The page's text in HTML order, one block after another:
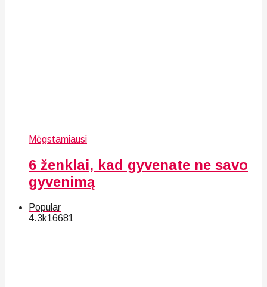
Mėgstamiausi
6 ženklai, kad gyvenate ne savo
gyvenimą
Popular
4.3k16681